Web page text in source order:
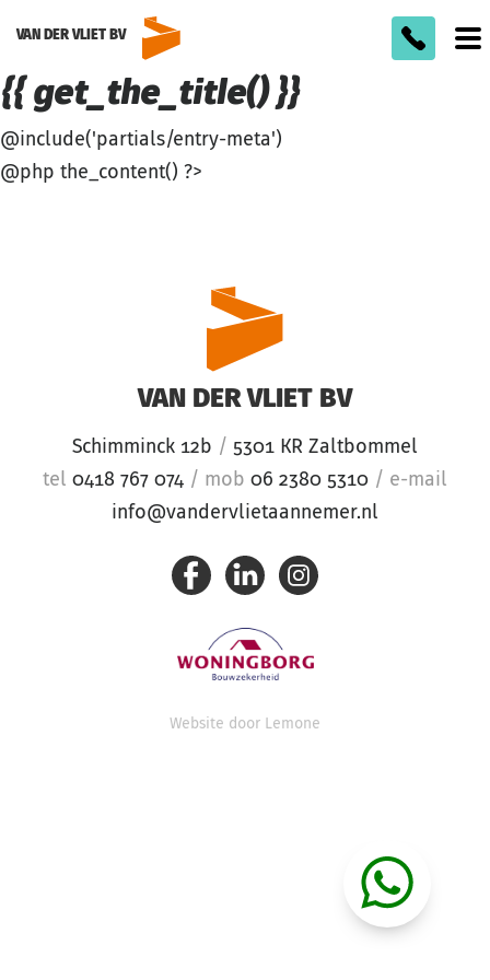
VAN DER VLIET BV
{{ get_the_title() }}
@include('partials/entry-meta')
@php the_content() ?>
VAN DER VLIET BV
Schimminck 12b / 5301 KR Zaltbommel
tel 0418 767 074 / mob 06 2380 5310 / e-mail
info@vandervlietaannemer.nl
Website door Lemone